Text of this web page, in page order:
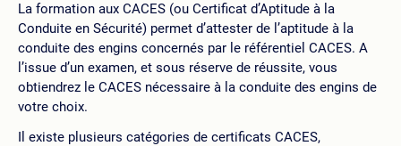
La formation aux CACES (ou Certificat d’Aptitude à la
Conduite en Sécurité) permet d’attester de l’aptitude à la
conduite des engins concernés par le référentiel CACES. A
l’issue d’un examen, et sous réserve de réussite, vous
obtiendrez le CACES nécessaire à la conduite des engins de
votre choix.
Il existe plusieurs catégories de certificats CACES,